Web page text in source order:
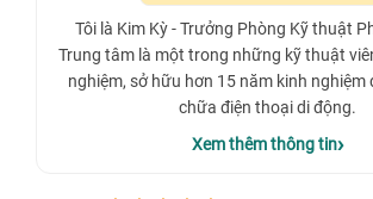
Tôi là Kim Kỳ - Trưởng Phòng Kỹ thuật
Trung tâm là một trong những kỹ thuật
nghiệm, sở hữu hơn 15 năm kinh nghiệm
chữa điện thoại di động.
Xem thêm thông tin